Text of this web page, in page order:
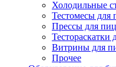
Холодильные
Тестомесы для
Прессы для
Тестораскатки
Витрины для
Прочее